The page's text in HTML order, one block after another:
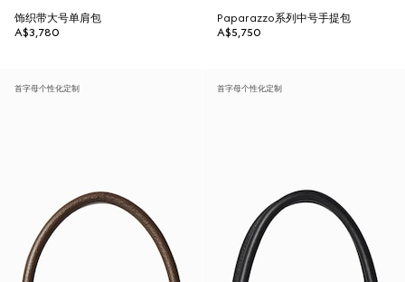
饰织带大号单肩包
A$3,780
Paparazzo系列中号手提包
A$5,750
首字母个性化定制 首字母个性化定制